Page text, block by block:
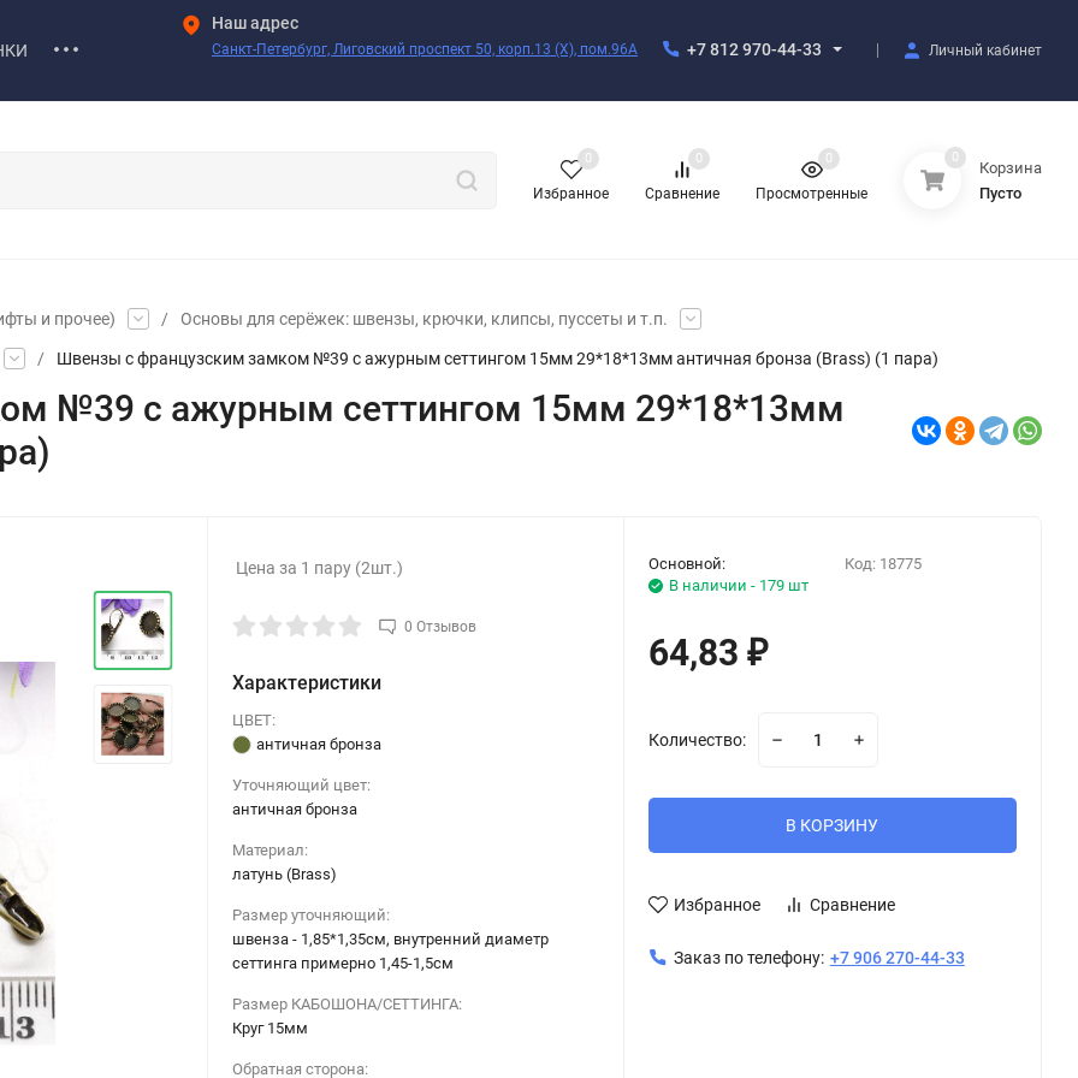
Наш адрес
Санкт-Петербург, Лиговский проспект 50, корп.13 (X), пом.96А +7 812 970-44-33 Личный кабинет
Избранное
0
Сравнение
0
Просмотренные
0 0
Корзина
Пусто
и прочее) / Основы для серёжек: швензы, крючки, клипсы, пуссеты и т.п.
/ Швензы с французским замком №39 с ажурным сеттингом 15мм 29*18*13мм античная бронза (Brass) (1 пара)
№39 с ажурным сеттингом 15мм 29*18*13мм
Цена за 1 пару (2шт.)
0 Отзывов
Характеристики
ЦВЕТ:
античная бронза
Уточняющий цвет:
античная бронза
Материал:
латунь (Brass)
Размер уточняющий:
швенза - 1,85*1,35см, внутренний диаметр
сеттинга примерно 1,45-1,5см
Размер КАБОШОНА/СЕТТИНГА:
Круг 15мм
Обратная сторона:
Основной:
В наличии - 179 шт
Код: 18775
64,83 ₽
Количество:
В КОРЗИНУ
Избранное Сравнение
Заказ по телефону: +7 906 270-44-33